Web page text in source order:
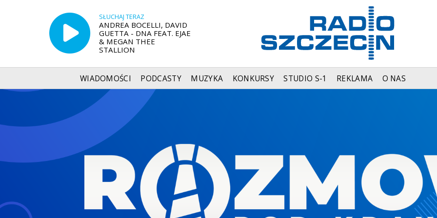
SŁUCHAJ TERAZ
ANDREA BOCELLI, DAVID
GUETTA - DNA FEAT. EJAE
& MEGAN THEE
STALLION
WIADOMOŚCI PODCASTY MUZYKA KONKURSY STUDIO S-1 REKLAMA O NAS